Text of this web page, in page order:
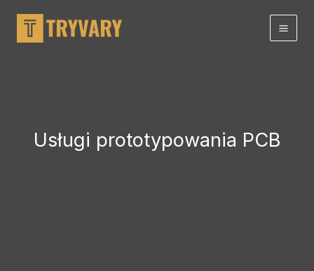
treści
Usługi prototypowania PCB